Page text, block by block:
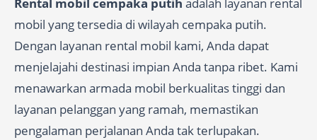
Rental mobil cempaka putih adalah layanan rental
mobil yang tersedia di wilayah cempaka putih.
Dengan layanan rental mobil kami, Anda dapat
menjelajahi destinasi impian Anda tanpa ribet. Kami
menawarkan armada mobil berkualitas tinggi dan
layanan pelanggan yang ramah, memastikan
pengalaman perjalanan Anda tak terlupakan.